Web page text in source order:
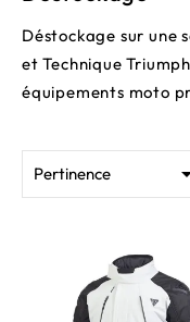
Déstockage sur une
et Technique
équipements moto
Pertinence